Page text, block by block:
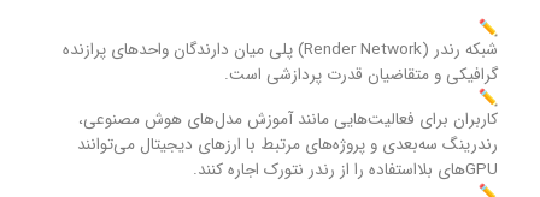
شبکه رندر (Render Network) پلی میان دارندگان واحدهای پرازنده
گرافیکی و متقاضیان قدرت پردازشی است.
کاربران برای فعالیت‌هایی مانند آموزش مدل‌های هوش مصنوعی،
رندرینگ سه‌بعدی و پروژه‌های مرتبط با ارزهای دیجیتال می‌توانند
GPUهای بلااستفاده را از رندر نتورک اجاره کنند.